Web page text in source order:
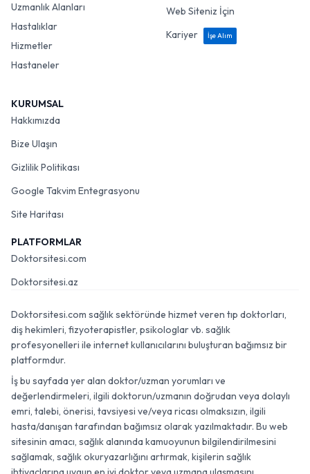
Uzmanlık Alanları
Hastalıklar
Hizmetler
Hastaneler
Web Siteniz İçin
Kariyer
İşe Alım
KURUMSAL
Hakkımızda
Bize Ulaşın
Gizlilik Politikası
Google Takvim Entegrasyonu
Site Haritası
PLATFORMLAR
Doktorsitesi.com
Doktorsitesi.az
Doktorsitesi.com sağlık sektöründe hizmet veren tıp doktorları,
diş hekimleri, fizyoterapistler, psikologlar vb. sağlık
profesyonelleri ile internet kullanıcılarını buluşturan bağımsız bir
platformdur.
İş bu sayfada yer alan doktor/uzman yorumları ve
değerlendirmeleri, ilgili doktorun/uzmanın doğrudan veya dolaylı
emri, talebi, önerisi, tavsiyesi ve/veya ricası olmaksızın, ilgili
hasta/danışan tarafından bağımsız olarak yazılmaktadır. Bu web
sitesinin amacı, sağlık alanında kamuoyunun bilgilendirilmesini
sağlamak, sağlık okuryazarlığını artırmak, kişilerin sağlık